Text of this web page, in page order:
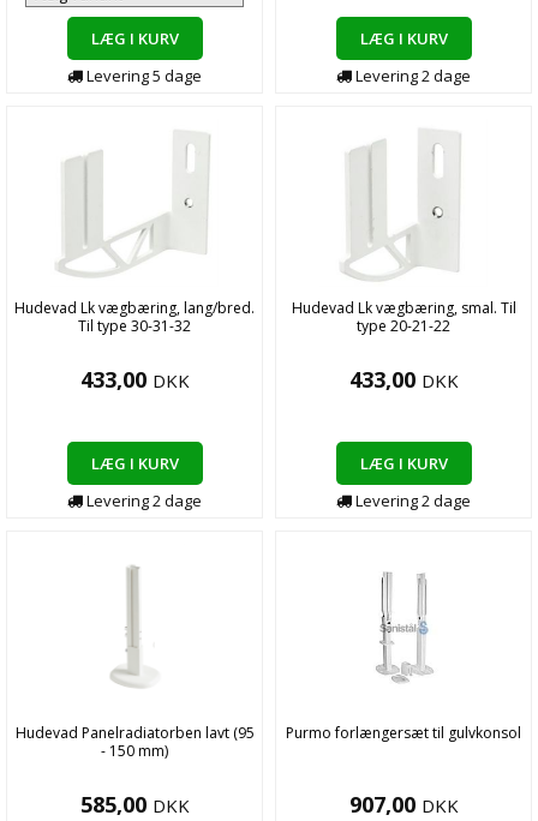
LÆG I KURV
Levering5 dage
LÆG I KURV
Levering2dage
Hudevad Lk vægbæring, lang/bred.
Til type 30-31-32
433,00 DKK
LÆG I KURV
Levering2dage
Hudevad Lk vægbæring, smal. Til
type 20-21-22
433,00 DKK
LÆG I KURV
Levering2dage
Hudevad Panelradiatorben lavt (95
- 150 mm)
585,00 DKK
Purmo forlængersæt til gulvkonsol
907,00 DKK